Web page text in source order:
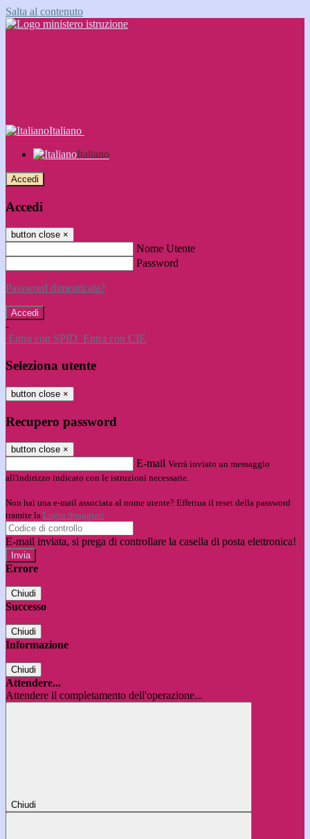
Salta al contenuto
Italiano
Italiano
Accedi
Accedi
button close ×
Nome Utente
Password
Password dimenticata?
-
Entra con SPID Entra con CIE
Seleziona utente
button close ×
Recupero password
button close ×
E-mail Verrà inviato un messaggio
all'indirizzo indicato con le istruzioni necessarie.
Non hai una e-mail associata al nome utente? Effettua il reset della password
tramite la Login Spaggiari
E-mail inviata, si prega di controllare la casella di posta elettronica!
Errore
Chiudi
Successo
Chiudi
Informazione
Chiudi
Attendere...
Attendere il completamento dell'operazione...
Chiudi